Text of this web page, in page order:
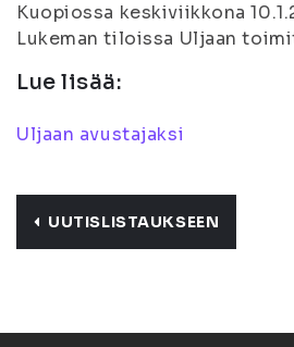
Kuopiossa keskiviikkona
Lukeman tiloissa Uljaan
Lue lisää:
Uljaan avustajaksi
UUTISLISTAUKSEEN